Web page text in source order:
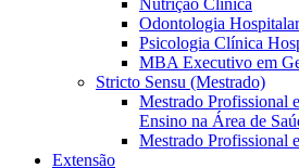
Nutrição Clínica
Odontologia Hospitalar
Psicologia Clínica
MBA Executivo em
Stricto Sensu (Mestrado)
Mestrado Profissional
Ensino na Área de
Mestrado Profissional
Extensão